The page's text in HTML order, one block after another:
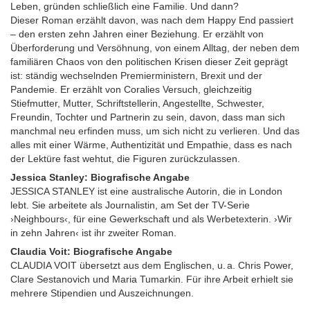
Leben, gründen schließlich eine Familie. Und dann?
Dieser Roman erzählt davon, was nach dem Happy End passiert
– den ersten zehn Jahren einer Beziehung. Er erzählt von
Überforderung und Versöhnung, von einem Alltag, der neben dem
familiären Chaos von den politischen Krisen dieser Zeit geprägt
ist: ständig wechselnden Premierministern, Brexit und der
Pandemie. Er erzählt von Coralies Versuch, gleichzeitig
Stiefmutter, Mutter, Schriftstellerin, Angestellte, Schwester,
Freundin, Tochter und Partnerin zu sein, davon, dass man sich
manchmal neu erfinden muss, um sich nicht zu verlieren. Und das
alles mit einer Wärme, Authentizität und Empathie, dass es nach
der Lektüre fast wehtut, die Figuren zurückzulassen.
Jessica Stanley: Biografische Angabe
JESSICA STANLEY ist eine australische Autorin, die in London
lebt. Sie arbeitete als Journalistin, am Set der TV-Serie
›Neighbours‹, für eine Gewerkschaft und als Werbetexterin. ›Wir
in zehn Jahren‹ ist ihr zweiter Roman.
Claudia Voit: Biografische Angabe
CLAUDIA VOIT übersetzt aus dem Englischen, u. a. Chris Power,
Clare Sestanovich und Maria Tumarkin. Für ihre Arbeit erhielt sie
mehrere Stipendien und Auszeichnungen.